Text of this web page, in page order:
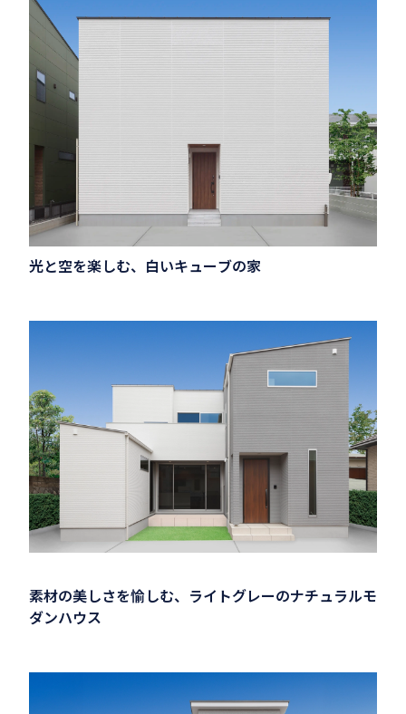
光と空を楽しむ、白いキューブの家
素材の美しさを愉しむ、ライトグレーのナチュラルモ
ダンハウス